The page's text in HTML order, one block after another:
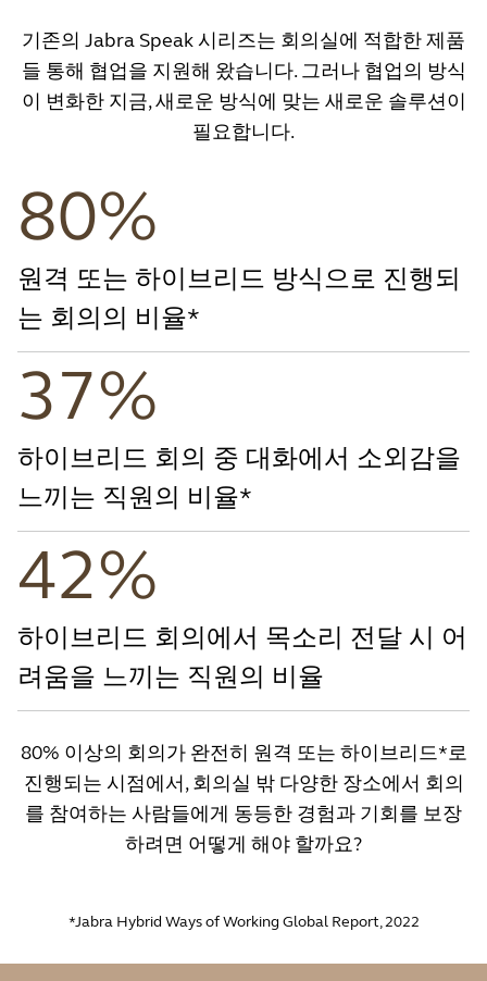
기존의 Jabra Speak 시리즈는 회의실에 적합한 제품
들 통해 협업을 지원해 왔습니다. 그러나 협업의 방식
이 변화한 지금, 새로운 방식에 맞는 새로운 솔루션이
필요합니다.
80%
원격 또는 하이브리드 방식으로 진행되
는 회의의 비율*
37%
하이브리드 회의 중 대화에서 소외감을
느끼는 직원의 비율*
42%
하이브리드 회의에서 목소리 전달 시 어
려움을 느끼는 직원의 비율
80% 이상의 회의가 완전히 원격 또는 하이브리드*로
진행되는 시점에서, 회의실 밖 다양한 장소에서 회의
를 참여하는 사람들에게 동등한 경험과 기회를 보장
하려면 어떻게 해야 할까요?
*Jabra Hybrid Ways of Working Global Report, 2022